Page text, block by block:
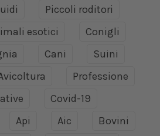
Piccoli roditori
esotici
Conigli
Cani
Suini
Professione
Covid-19
Api Aic
Bovini